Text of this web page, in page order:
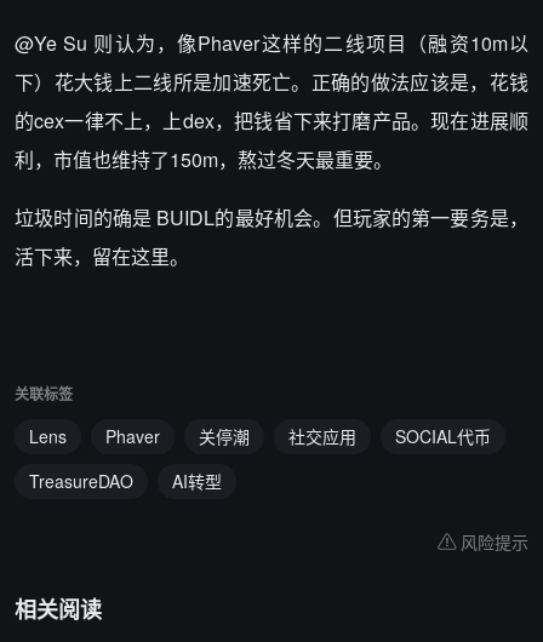
@Ye Su 则认为，像Phaver这样的二线项目（融资10m以
下）花大钱上二线所是加速死亡。正确的做法应该是，花钱
的cex一律不上，上dex，把钱省下来打磨产品。现在进展顺
利，市值也维持了150m，熬过冬天最重要。
垃圾时间的确是 BUIDL的最好机会。但玩家的第一要务是，
活下来，留在这里。
关联标签
Lens Phaver 关停潮 社交应用
SOCIAL代币
TreasureDAO
AI转型
风险提示
相关阅读